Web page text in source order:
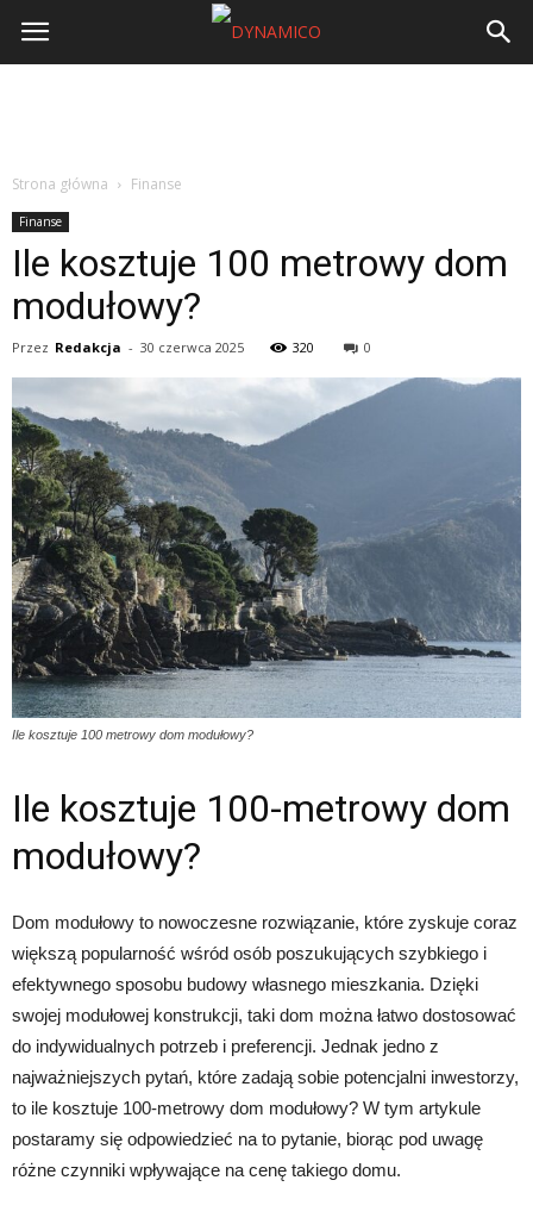
Strona główna Finanse
Finanse
Ile kosztuje 100 metrowy dom
modułowy?
Przez Redakcja - 30 czerwca 2025 320 0
Ile kosztuje 100 metrowy dom modułowy?
Ile kosztuje 100-metrowy dom
modułowy?
Dom modułowy to nowoczesne rozwiązanie, które zyskuje coraz
większą popularność wśród osób poszukujących szybkiego i
efektywnego sposobu budowy własnego mieszkania. Dzięki
swojej modułowej konstrukcji, taki dom można łatwo dostosować
do indywidualnych potrzeb i preferencji. Jednak jedno z
najważniejszych pytań, które zadają sobie potencjalni inwestorzy,
to ile kosztuje 100-metrowy dom modułowy? W tym artykule
postaramy się odpowiedzieć na to pytanie, biorąc pod uwagę
różne czynniki wpływające na cenę takiego domu.